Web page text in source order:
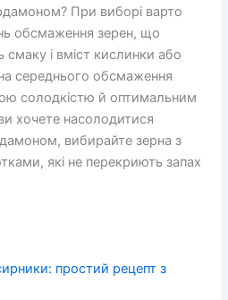
При виборі варто
обсмаження зерен, що
смаку і вміст кислинки або
середнього обсмаження
солодкістю й оптимальним
хочете насолодитися
вибирайте зерна з
які не перекриють запах
простий рецепт з